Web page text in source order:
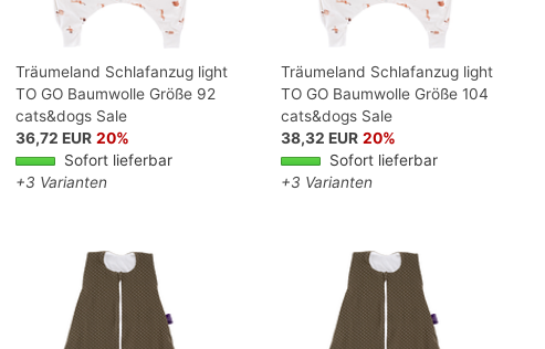
Träumeland Schlafanzug light
TO GO Baumwolle Größe 92
cats&dogs Sale
36,72 EUR 20%
Sofort lieferbar
+3 Varianten
Träumeland Schlafanzug light
TO GO Baumwolle Größe 104
cats&dogs Sale
38,32 EUR 20%
Sofort lieferbar
+3 Varianten